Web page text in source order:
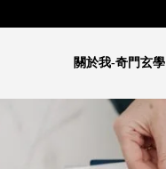
關於我-奇門玄學